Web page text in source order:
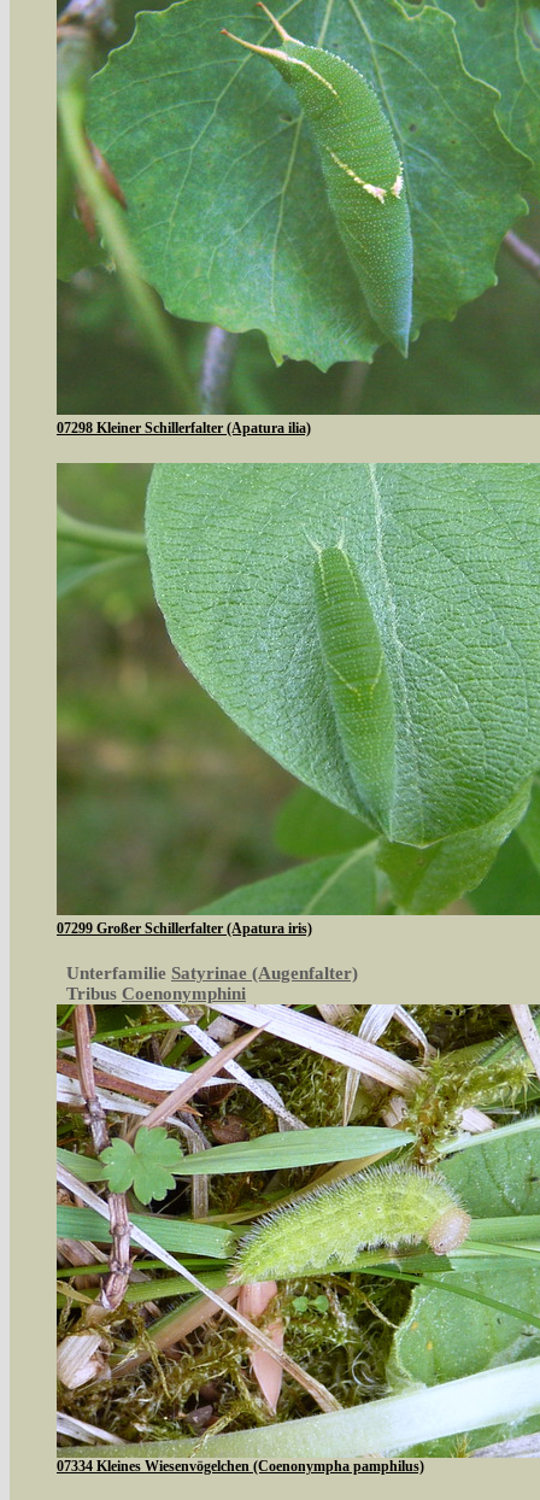
07298 Kleiner Schillerfalter (Apatura ilia)
07299 Großer Schillerfalter (Apatura iris)
Unterfamilie Satyrinae (Augenfalter)
Tribus Coenonymphini
07334 Kleines Wiesenvögelchen (Coenonympha pamphilus)